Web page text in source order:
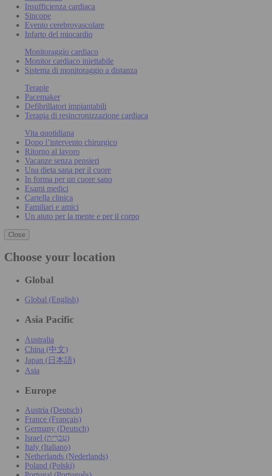
Insufficienza cardiaca
Sincope
Evento cerebrovascolare
Infarto del miocardio
Monitoraggio cardiaco
Monitor cardiaco iniettabile
Sistema di monitoraggio a distanza
Terapie
Pacemaker
Defibrillatori impiantabili
Terapia di resincronizzazione cardiaca
Vita quotidiana
Dopo l’intervento chirurgico
Ritorno al lavoro
Vacanze senza pensieri
Una dieta sana per il cuore
In forma per un cuore sano
Esami medici
Cartella clinica
Familiari e amici
Un aiuto per la mente e per il corpo
Close
Choose your location
Global
Global (English)
Asia Pacific
Australia
China (中文)
Japan (日本語)
Asia
Europe
Austria (Deutsch)
France (Français)
Germany (Deutsch)
Israel (עִברִית)
Italy (Italiano)
Netherlands (Nederlands)
Poland (Polski)